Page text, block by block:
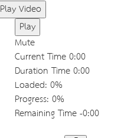
Play Video
Play
Mute
Current Time0:00
Duration Time0:00
Loaded: 0%
Progress: 0%
Remaining Time-0:00